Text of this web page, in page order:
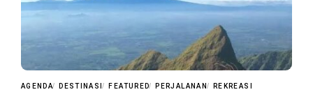
AGENDA DESTINASI FEATURED PERJALANAN REKREASI